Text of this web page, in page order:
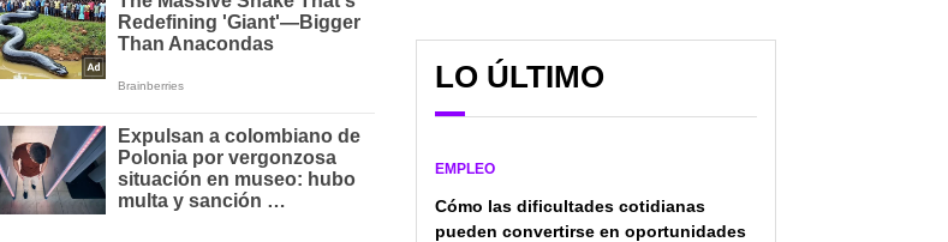
LO ÚLTIMO
EMPLEO
Cómo las dificultades cotidianas
pueden convertirse en oportunidades